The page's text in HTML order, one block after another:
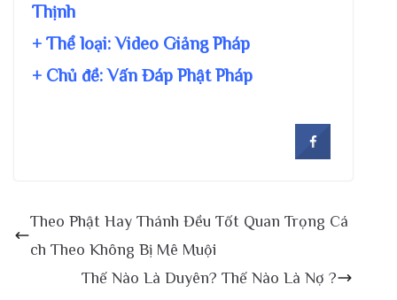
Thịnh
+ Thể loại: Video Giảng Pháp
+ Chủ đề:Vấn Đáp Phật Pháp
Theo Phật Hay Thánh Đều Tốt Quan Trọng Cá
ch Theo Không Bị Mê Muội
Thế Nào Là Duyên? Thế Nào Là Nợ ?